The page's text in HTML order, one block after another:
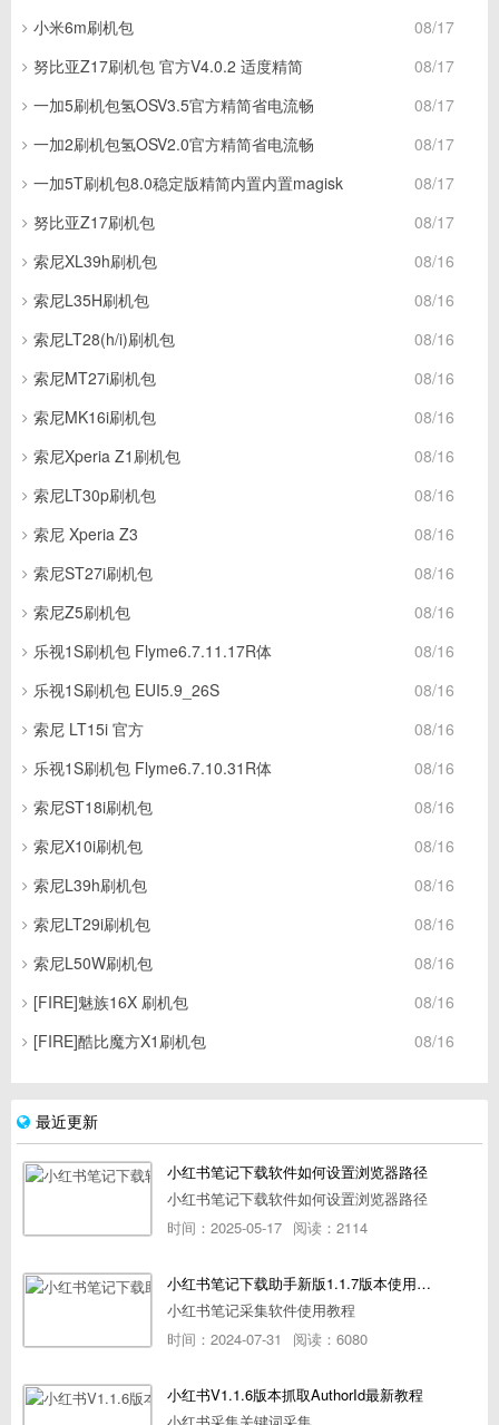
08/17
小米6m刷机包
08/17
努比亚Z17刷机包 官方V4.0.2 适度精简
08/17
一加5刷机包氢OSV3.5官方精简省电流畅
08/17
一加2刷机包氢OSV2.0官方精简省电流畅
08/17
一加5T刷机包8.0稳定版精简内置内置magisk
08/17
努比亚Z17刷机包
08/16
索尼XL39h刷机包
08/16
索尼L35H刷机包
08/16
索尼LT28(h/i)刷机包
08/16
索尼MT27i刷机包
08/16
索尼MK16i刷机包
08/16
索尼Xperia Z1刷机包
08/16
索尼LT30p刷机包
08/16
索尼 Xperia Z3
08/16
索尼ST27i刷机包
08/16
索尼Z5刷机包
08/16
乐视1S刷机包 Flyme6.7.11.17R体
08/16
乐视1S刷机包 EUI5.9_26S
08/16
索尼 LT15i 官方
08/16
乐视1S刷机包 Flyme6.7.10.31R体
08/16
索尼ST18i刷机包
08/16
索尼X10i刷机包
08/16
索尼L39h刷机包
08/16
索尼LT29i刷机包
08/16
索尼L50W刷机包
08/16
[FIRE]魅族16X 刷机包
08/16
[FIRE]酷比魔方X1刷机包
最近更新
小红书笔记下载软件如何设置浏览器路径
小红书笔记下载软件如何设置浏览器路径
时间：2025-05-17 阅读：2114
小红书笔记下载助手新版1.1.7版本使用教程
小红书笔记采集软件使用教程
时间：2024-07-31
阅读：6080
小红书V1.1.6版本抓取AuthorId最新教程